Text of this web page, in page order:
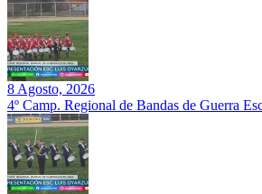
8 Agosto, 2026
4º Camp. Regional de Bandas de Guerra